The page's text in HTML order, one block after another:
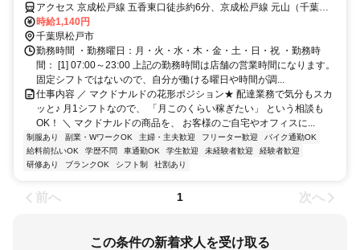
アクセス 京成松戸線 五香東口徒歩約6分、京成松戸線 元山（千葉
県）西口徒歩約11分、京成松戸線 くぬぎ山西口徒歩約26分 五香 [新
京成電鉄新京成線] 元山 [新京成電鉄新京成線] くぬぎ山 [新京成電鉄新
京成線] 常盤平 [新京成電鉄新京成線] 大町 [北総鉄道北総線]
時給1,140円
千葉県松戸市
勤務時間 ・勤務曜日：月・火・水・木・金・土・日・祝 ・勤務時
間： [1] 07:00～23:00 上記の勤務時間は店舗の営業時間になります。
固定シフトではないので、自分が働ける曜日や時間が調...
仕事内容 ／ マクドナルドの花形ポジション★ 配達業務で気分もスカ
ッと♪ 月1シフトなので、 「月このくらい稼ぎたい」 という相談も
OK！ ＼ マクドナルドの商品を、 お客様のご自宅やオフィスに...
制服あり 副業・WワークOK 主婦・主夫歓迎 フリーター歓迎
バイク通勤OK
給料前払いOK
学歴不問 車通勤OK 学生歓迎 未経験者歓迎
経験者歓迎
研修あり
ブランクOK シフト制 社割あり
前へ 1 次へ
この条件の新着求人を受け取る